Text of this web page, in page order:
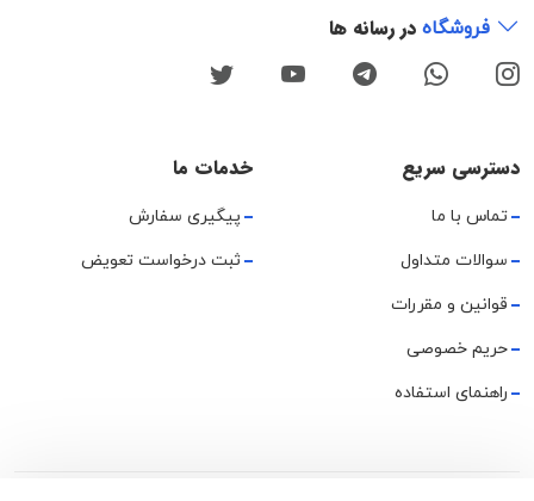
فروشگاه در رسانه ها
دسترسی سریع
تماس با ما
سوالات متداول
قوانین و مقررات
حریم خصوصی
راهنمای استفاده
خدمات ما
پیگیری سفارش
ثبت درخواست تعویض